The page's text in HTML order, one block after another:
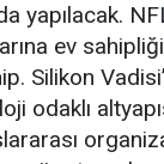
yapılacak.
ev
Silikon
odaklı